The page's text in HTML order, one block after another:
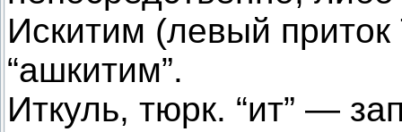
Искитим (левый
“ашкитим”.
Иткуль, тюрк. “ит” —